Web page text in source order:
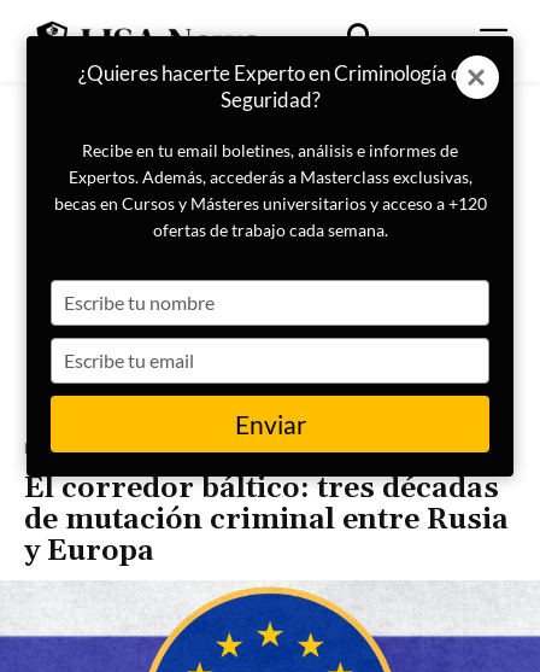
Portada Criminología
El corredor báltico: tres décadas
de mutación criminal entre Rusia
y Europa
¿Quieres hacerte Experto en Criminología o
Seguridad?
Recibe en tu email boletines, análisis e informes de
Expertos. Además, accederás a Masterclass exclusivas,
becas en Cursos y Másteres universitarios y acceso a +120
ofertas de trabajo cada semana.
your
name
your
email
Enviar